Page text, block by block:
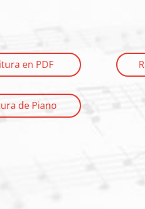
en PDF
de Piano